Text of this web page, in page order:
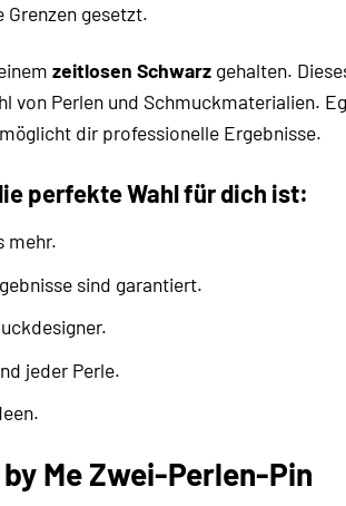
gesetzt.
zeitlosen Schwarz gehalten.
Perlen und Schmuckmaterialien.
dir professionelle Ergebnisse.
perfekte Wahl für dich ist:
mehr.
sind garantiert.
jeder Perle.
Me Zwei-Perlen-Pin